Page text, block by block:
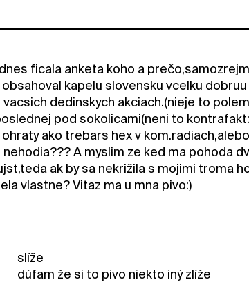
ficala anketa koho a
kapelu slovensku vcelku
vacsich dedinskych akciach.(nieje to
pod sokolicami(neni to
ako trebars hex v
A myslim ze ked ma pohoda
ak by sa nekrižila s mojimi troma
vlastne? Vitaz ma u mna pivo:)
slíže
dúfam že si to pivo niekto iný zlíže